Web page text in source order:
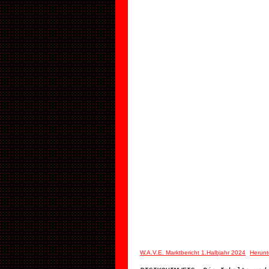
W.A.V.E. Marktbericht 1.Halbjahr 2024